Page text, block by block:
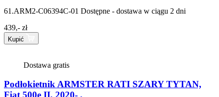
61.ARM2-C06394C-01 Dostępne - dostawa w ciągu 2 dni
439,- zł
Kupić
Dostawa gratis
Podłokietnik ARMSTER RATI SZARY TYTAN,
Fiat 500e II, 2020- ,